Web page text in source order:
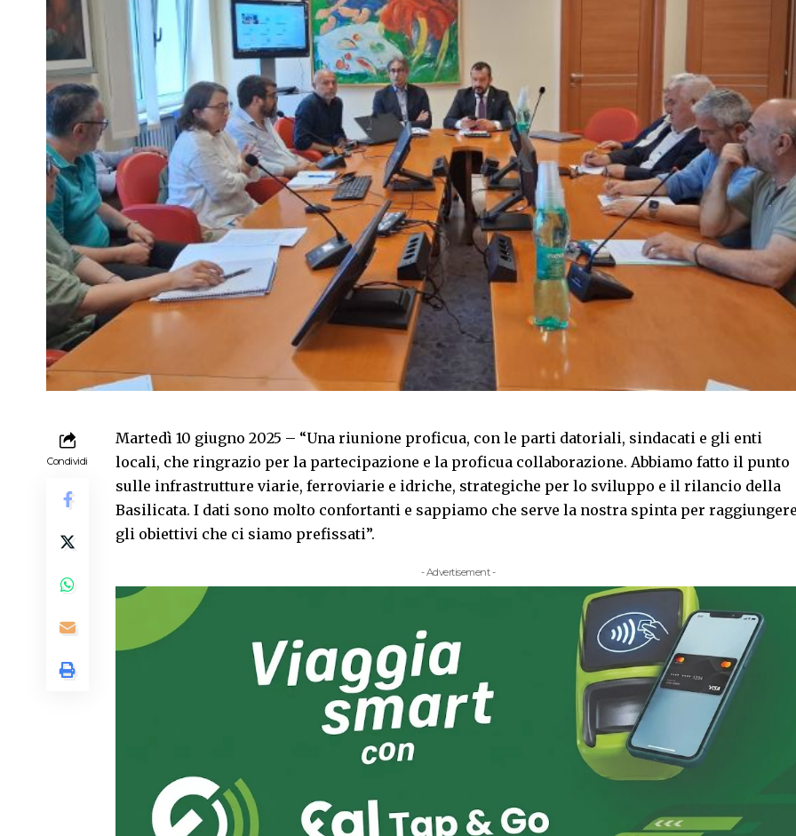
Condividi
Martedì 10 giugno 2025 – “Una riunione proficua, con le parti datoriali, sindacati e gli enti
locali, che ringrazio per la partecipazione e la proficua collaborazione. Abbiamo fatto il punto
sulle infrastrutture viarie, ferroviarie e idriche, strategiche per lo sviluppo e il rilancio della
Basilicata. I dati sono molto confortanti e sappiamo che serve la nostra spinta per
gli obiettivi che ci siamo prefissati”.
- Advertisement -